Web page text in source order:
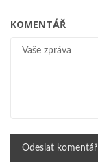
KOMENTÁŘ